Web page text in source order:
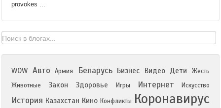
provokes ...
WOW Авто Армия Беларусь Бизнес Видео Дети
Жесть
Животные
Закон Здоровье Игры Интернет Искусство
История Казахстан Кино Конфликты Коронавирус